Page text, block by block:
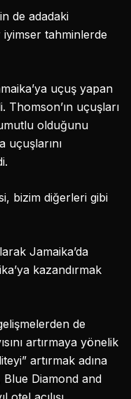
de adadaki
iyimser tahminlerde
uçuş yapan
Thomson’ın uçuşları
olduğunu
uçuşlarını
bizim diğerleri gibi
Jamaika’da
kazandırmak
de
artırmaya yönelik
artırmak adına
Diamond and